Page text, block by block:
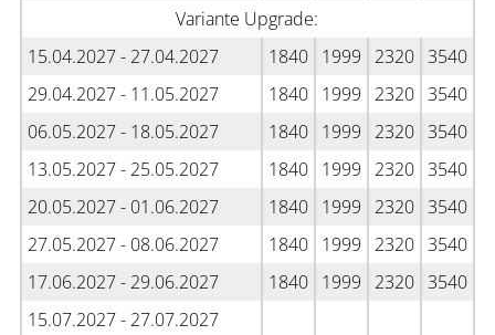
Variante Upgrade:
15.04.2027 - 27.04.2027
1840 1999 2320 3540
29.04.2027 - 11.05.2027
1840 1999 2320 3540
06.05.2027 - 18.05.2027
1840 1999 2320 3540
13.05.2027 - 25.05.2027
1840 1999 2320 3540
20.05.2027 - 01.06.2027
1840 1999 2320 3540
27.05.2027 - 08.06.2027
1840 1999 2320 3540
17.06.2027 - 29.06.2027
1840 1999 2320 3540
15.07.2027 - 27.07.2027